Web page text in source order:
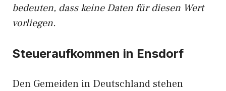
bedeuten, dass keine Daten für diesen Wert
vorliegen.
Steueraufkommen in Ensdorf
Den Gemeiden in Deutschland stehen